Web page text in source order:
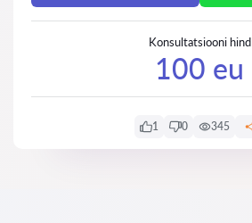
Konsultatsiooni hind
100 eu
1 0 345